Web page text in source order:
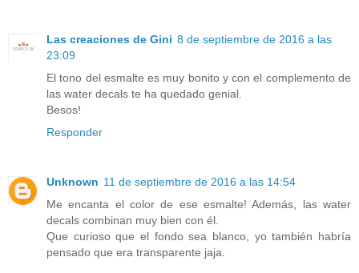
Las creaciones de Gini 8 de septiembre de 2016 a las
23:09
El tono del esmalte es muy bonito y con el complemento de
las water decals te ha quedado genial.
Besos!
Responder
Unknown 11 de septiembre de 2016 a las 14:54
Me encanta el color de ese esmalte! Además, las water
decals combinan muy bien con él.
Que curioso que el fondo sea blanco, yo también habría
pensado que era transparente jaja.